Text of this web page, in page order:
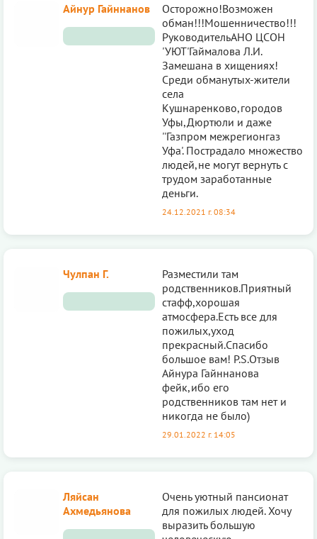
Айнур Гайннанов
Осторожно!Возможен
обман!!!Мошенничество!!!
РуководительАНО ЦСОН
'УЮТ'Гаймалова Л.И.
Замешана в хищениях!
Среди обманутых-жители
села
Кушнаренково,городов
Уфы,Дюртюли и даже
''Газпром межрегионгаз
Уфа'. Пострадало множество
людей,не могут вернуть с
трудом заработанные
деньги.
24.12.2021 г. 08:34
Чулпан Г.
Разместили там
родственников.Приятный
стафф,хорошая
атмосфера.Есть все для
пожилых,уход
прекрасный.Спасибо
большое вам! P.S.Отзыв
Айнура Гайннанова
фейк,ибо его
родственников там нет и
никогда не было)
29.01.2022 г. 14:05
Ляйсан
Ахмедьянова
Очень уютный пансионат
для пожилых людей. Хочу
выразить большую